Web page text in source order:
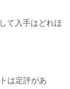
て入手はどれほ
は定評があ